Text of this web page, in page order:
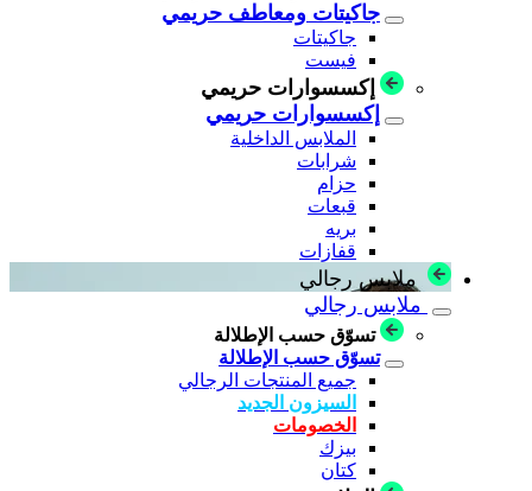
جاكيتات ومعاطف حريمي
جاكيتات
فيست
إكسسوارات حريمي
إكسسوارات حريمي
الملابس الداخلية
شرابات
حزام
قبعات
بريه
قفازات
ملابس رجالي
ملابس رجالي
تسوّق حسب الإطلالة
تسوّق حسب الإطلالة
جميع المنتجات الرجالي
السيزون الجديد
الخصومات
بيزك
كتان